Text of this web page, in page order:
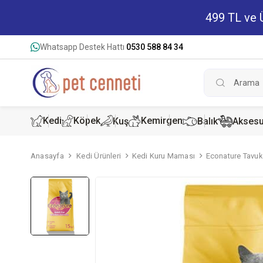
499 TL ve
Whatsapp Destek Hattı 0530 588 84 34
Kedi
Kedi
Köpek
Köpek
Kuş Kemirgen
Tavşan
Balık
Anasayfa Kedi Ürünleri Kedi Kuru Maması Econature